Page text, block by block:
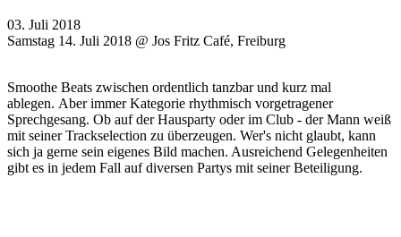
03. Juli 2018
Samstag 14. Juli 2018 @ Jos Fritz Café, Freiburg
Smoothe Beats zwischen ordentlich tanzbar und kurz mal
ablegen. Aber immer Kategorie rhythmisch vorgetragener
Sprechgesang. Ob auf der Hausparty oder im Club - der Mann weiß
mit seiner Trackselection zu überzeugen. Wer's nicht glaubt, kann
sich ja gerne sein eigenes Bild machen. Ausreichend Gelegenheiten
gibt es in jedem Fall auf diversen Partys mit seiner Beteiligung.